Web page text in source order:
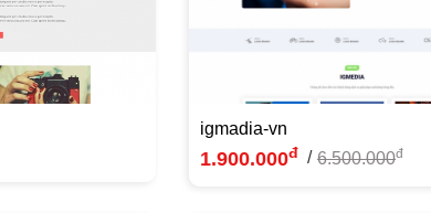
igmadia-vn
1.900.000đ / 6.500.000đ